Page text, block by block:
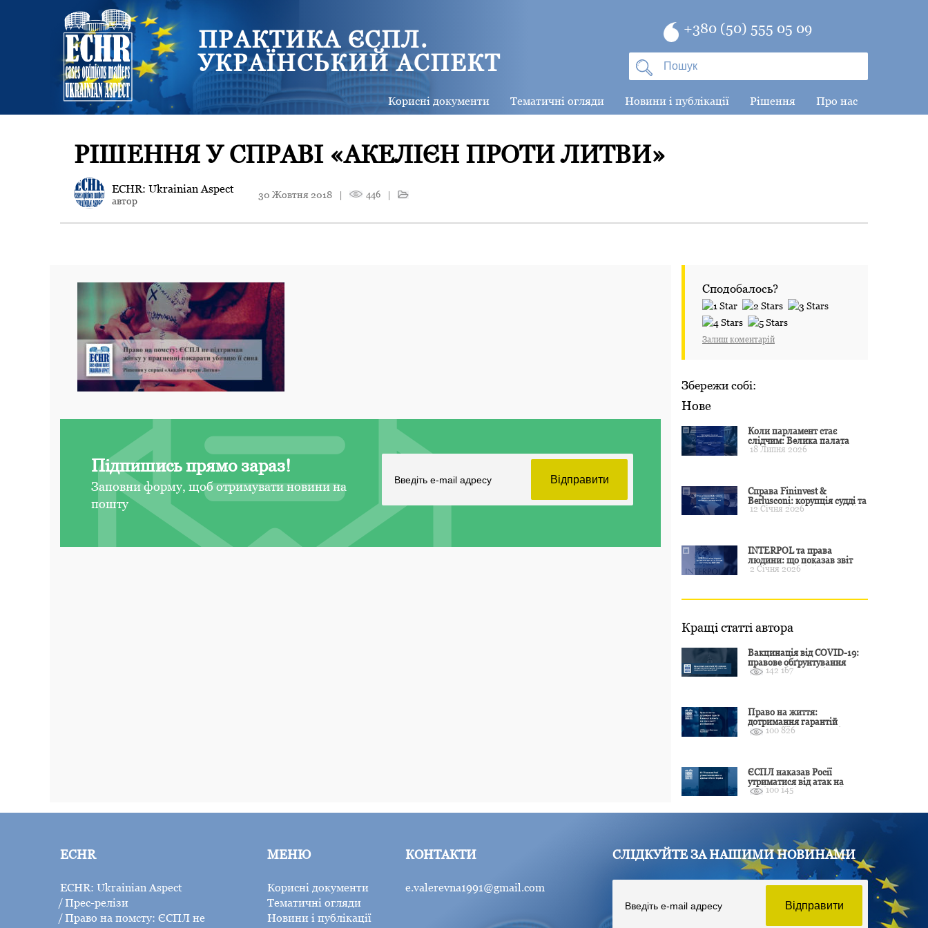
ПРАКТИКА ЄСПЛ.
УКРАЇНСЬКИЙ АСПЕКТ
+380 (50) 555 05 09
Корисні документи Тематичні огляди Новини і публікації Рішення Про нас
РІШЕННЯ У СПРАВІ «АКЕЛІЄН ПРОТИ ЛИТВИ»
ECHR: Ukrainian Aspect
автор
30 Жовтня 2018 | 446 |
Підпишись прямо зараз!
Заповни форму, щоб отримувати новини на
пошту
Сподобалось?
Залиш коментарій
Збережи собі:
Нове
Коли парламент стає
слідчим: Велика палата
ЄСПЛ окреслила межі
18 Липня 2026
Справа Fininvest &
Berlusconi: корупція судді та
презумпція невинуватості
12 Січня 2026
INTERPOL та права
людини: що показав звіт
CCF за 2024 рік і чого чекати
2 Січня 2026
Кращі статті автора
Вакцинація від COVID-19:
правове обґрунтування
відмови і захист від
142 167
Право на життя:
дотримання гарантій
Конвенції залежить від
100 826
ЄСПЛ наказав Росії
утриматися від атак на
цивільні об’єкти України
100 145
ECHR
ECHR: Ukrainian Aspect
Прес-релізи
Право на помсту: ЄСПЛ не
МЕНЮ
Корисні документи
Тематичні огляди
Новини і публікації
КОНТАКТИ
e.valerevna1991@gmail.com
СЛІДКУЙТЕ ЗА НАШИМИ НОВИНАМИ